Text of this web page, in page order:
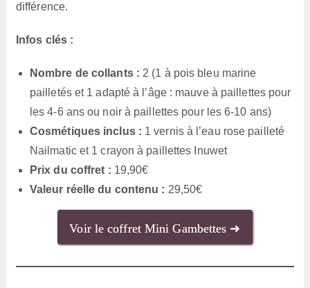
différence.
Infos clés :
Nombre de collants : 2 (1 à pois bleu marine
pailletés et 1 adapté à l’âge : mauve à paillettes pour
les 4-6 ans ou noir à paillettes pour les 6-10 ans)
Cosmétiques inclus : 1 vernis à l’eau rose pailleté
Nailmatic et 1 crayon à paillettes Inuwet
Prix du coffret : 19,90€
Valeur réelle du contenu : 29,50€
Voir le coffret Mini Gambettes ➜